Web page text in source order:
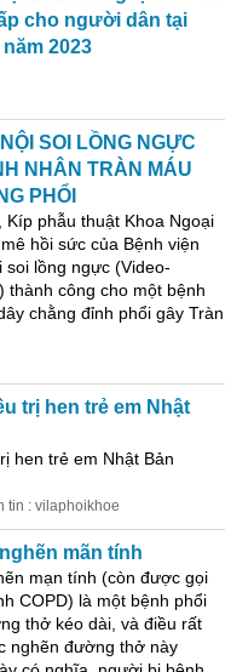
cho người dân tại
2023
SOI LỒNG NGỰC
NHÂN TRÀN MÁU
PHỔI
Kíp phẫu thuật Khoa Ngoại
hồi sức của Bệnh viện
soi lồng ngực (Video-
thành công cho một bệnh
chằng đỉnh phổi gây Tràn
trị hen trẻ em Nhật
hen trẻ em Nhật Bản
tin : vilaphoikhoe
mãn tính
mạn tính (còn được gọi
COPD) là một bệnh phổi
thở kéo dài, và điều rất
nghẽn đường thở này